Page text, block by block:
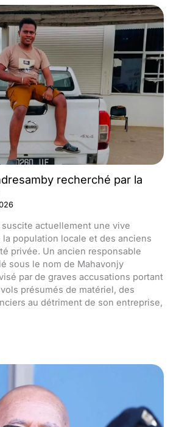
recherché par la
suscite actuellement une vive
population locale et des anciens
privée. Un ancien responsable
sous le nom de Mahavonjy
par de graves accusations portant
présumés de matériel, des
au détriment de son entreprise,